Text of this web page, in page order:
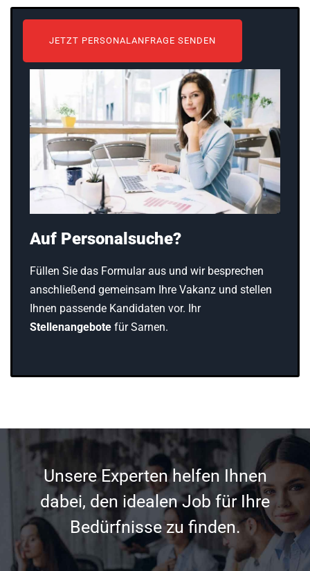
JETZT PERSONALANFRAGE SENDEN
Auf Personalsuche?
Füllen Sie das Formular aus und wir besprechen
anschließend gemeinsam Ihre Vakanz und stellen
Ihnen passende Kandidaten vor. Ihr
Stellenangebote für Sarnen.
Unsere Experten helfen Ihnen
dabei, den idealen Job für Ihre
Bedürfnisse zu finden.